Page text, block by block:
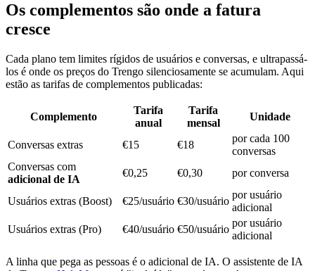
Os complementos são onde a fatura
cresce
Cada plano tem limites rígidos de usuários e conversas, e ultrapassá-
los é onde os preços do Trengo silenciosamente se acumulam. Aqui
estão as tarifas de complementos publicadas:
Complemento
Tarifa
anual
Tarifa
mensal
Unidade
Conversas extras €15 €18
por cada 100
conversas
Conversas com
adicional de IA
€0,25 €0,30 por conversa
Usuários extras (Boost) €25/usuário €30/usuário
por usuário
adicional
Usuários extras (Pro)
€40/usuário €50/usuário
por usuário
adicional
A linha que pega as pessoas é o adicional de IA. O assistente de IA